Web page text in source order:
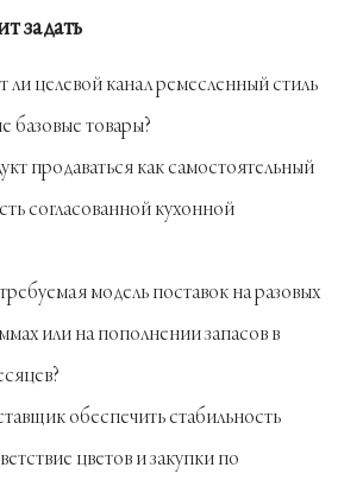
задать
ли целевой канал ремесленный стиль
базовые товары?
продаваться как самостоятельный
согласованной кухонной
модель поставок на разовых
или на пополнении запасов в
обеспечить стабильность
цветов и закупки по